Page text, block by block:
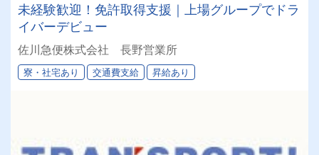
未経験歓迎！免許取得支援｜上場グループでドラ
イバーデビュー
佐川急便株式会社 長野営業所
寮・社宅あり 交通費支給 昇給あり